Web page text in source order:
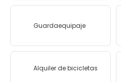
Guardaequipaje
Alquiler de bicicletas